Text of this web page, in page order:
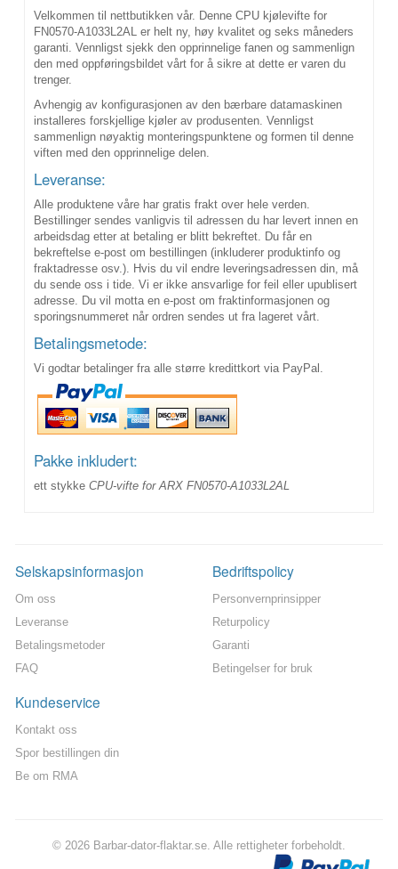
Velkommen til nettbutikken vår. Denne CPU kjølevifte for
FN0570-A1033L2AL er helt ny, høy kvalitet og seks måneders
garanti. Vennligst sjekk den opprinnelige fanen og sammenlign
den med oppføringsbildet vårt for å sikre at dette er varen du
trenger.
Avhengig av konfigurasjonen av den bærbare datamaskinen
installeres forskjellige kjøler av produsenten. Vennligst
sammenlign nøyaktig monteringspunktene og formen til denne
viften med den opprinnelige delen.
Leveranse:
Alle produktene våre har gratis frakt over hele verden.
Bestillinger sendes vanligvis til adressen du har levert innen en
arbeidsdag etter at betaling er blitt bekreftet. Du får en
bekreftelse e-post om bestillingen (inkluderer produktinfo og
fraktadresse osv.). Hvis du vil endre leveringsadressen din, må
du sende oss i tide. Vi er ikke ansvarlige for feil eller upublisert
adresse. Du vil motta en e-post om fraktinformasjonen og
sporingsnummeret når ordren sendes ut fra lageret vårt.
Betalingsmetode:
Vi godtar betalinger fra alle større kredittkort via PayPal.
Pakke inkludert:
ett stykkeCPU-vifte for ARX FN0570-A1033L2AL
Selskapsinformasjon
Om oss
Leveranse
Betalingsmetoder
FAQ
Bedriftspolicy
Personvernprinsipper
Returpolicy
Garanti
Betingelser for bruk
Kundeservice
Kontakt oss
Spor bestillingen din
Be om RMA
© 2026 Barbar-dator-flaktar.se. Alle rettigheter forbeholdt.